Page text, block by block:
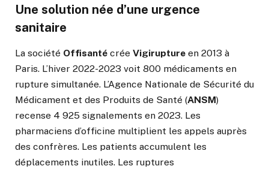
Une solution née d’une urgence
sanitaire
La société Offisanté crée Vigirupture en 2013 à
Paris. L’hiver 2022-2023 voit 800 médicaments en
rupture simultanée. L’Agence Nationale de Sécurité du
Médicament et des Produits de Santé (ANSM)
recense 4 925 signalements en 2023. Les
pharmaciens d’officine multiplient les appels auprès
des confrères. Les patients accumulent les
déplacements inutiles. Les ruptures